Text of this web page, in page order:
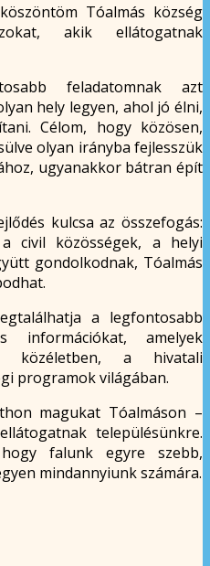
Tóalmás község
akik ellátogatnak
feladatomnak azt
hely legyen, ahol jó élni,
Célom, hogy közösen,
olyan irányba fejlesszük
ugyanakkor bátran épít
kulcsa az összefogás:
civil közösségek, a helyi
gondolkodnak, Tóalmás
a legfontosabb
információkat, amelyek
közéletben, a hivatali
programok világában.
magukat Tóalmáson –
településünkre.
falunk egyre szebb,
mindannyiunk számára.